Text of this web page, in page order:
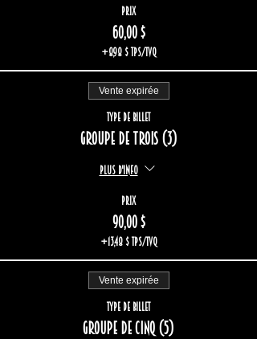
Prix
60,00 $
+8,98 $ TPS/TVQ
Vente expirée
Type de billet
Groupe de trois (3)
Plus d'info
Prix
90,00 $
+13,48 $ TPS/TVQ
Vente expirée
Type de billet
Groupe de cinq (5)